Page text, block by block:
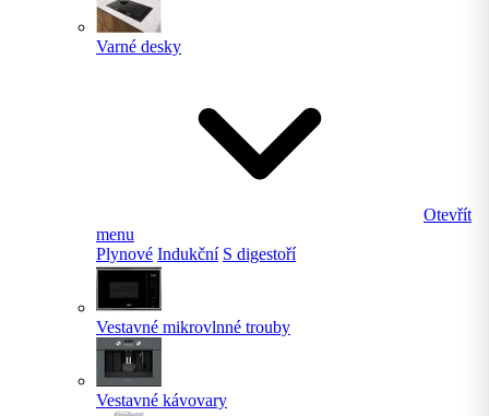
Varné desky
Otevřít
menu
Plynové Indukční S digestoří
Vestavné mikrovlnné trouby
Vestavné kávovary